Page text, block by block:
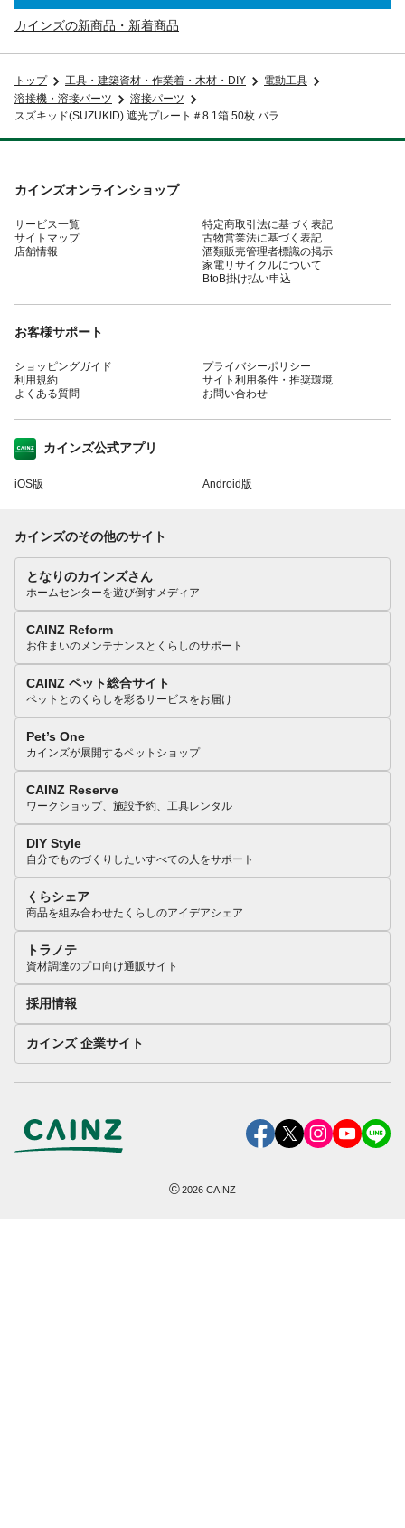
カインズの新商品・新着商品
トップ 工具・建築資材・作業着・木材・DIY
電動工具
溶接機・溶接パーツ
溶接パーツ
スズキッド(SUZUKID) 遮光プレート＃8 1箱 50枚 バラ
カインズオンラインショップ
サービス一覧
サイトマップ
店舗情報
特定商取引法に基づく表記
古物営業法に基づく表記
酒類販売管理者標識の掲示
家電リサイクルについて
BtoB掛け払い申込
お客様サポート
ショッピングガイド
利用規約
よくある質問
プライバシーポリシー
サイト利用条件・推奨環境
お問い合わせ
カインズ公式アプリ
iOS版 Android版
カインズのその他のサイト
となりのカインズさん
ホームセンターを遊び倒すメディア
CAINZ Reform
お住まいのメンテナンスとくらしのサポート
CAINZ ペット総合サイト
ペットとのくらしを彩るサービスをお届け
Pet’s One
カインズが展開するペットショップ
CAINZ Reserve
ワークショップ、施設予約、工具レンタル
DIY Style
自分でものづくりしたいすべての人をサポート
くらシェア
商品を組み合わせたくらしのアイデアシェア
トラノテ
資材調達のプロ向け通販サイト
採用情報
カインズ 企業サイト
©2026 CAINZ